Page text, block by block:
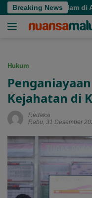
Langsung
ke
Breaking News
Tenggelam di Air
Hukum
Kejahatan di
Redaksi
Rabu, 31 Desember